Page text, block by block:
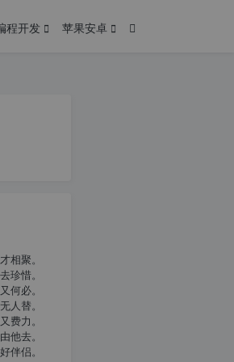
程开发 苹果安卓
相聚。
珍惜。
何必。
人替。
费力。
他去。
伴侣。